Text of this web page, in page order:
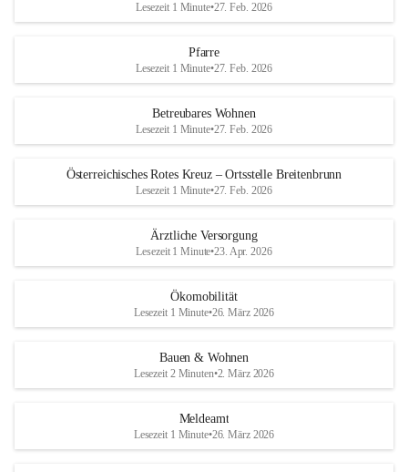
Lesezeit 1 Minute•27. Feb. 2026
Pfarre
Lesezeit 1 Minute•27. Feb. 2026
Betreubares Wohnen
Lesezeit 1 Minute•27. Feb. 2026
Österreichisches Rotes Kreuz – Ortsstelle Breitenbrunn
Lesezeit 1 Minute•27. Feb. 2026
Ärztliche Versorgung
Lesezeit 1 Minute•23. Apr. 2026
Ökomobilität
Lesezeit 1 Minute•26. März 2026
Bauen & Wohnen
Lesezeit 2 Minuten•2. März 2026
Meldeamt
Lesezeit 1 Minute•26. März 2026